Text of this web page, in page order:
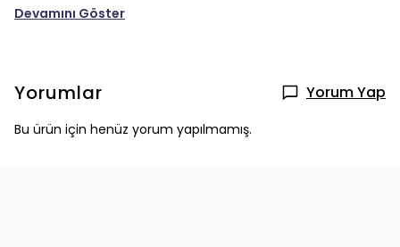
Devamını Göster
Yorumlar Yorum Yap
Bu ürün için henüz yorum yapılmamış.